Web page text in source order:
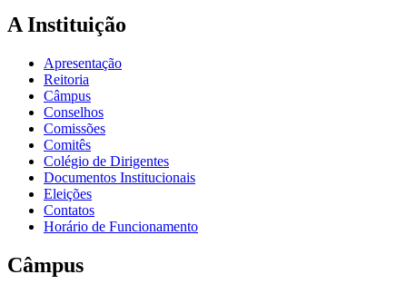
A Instituição
Apresentação
Reitoria
Câmpus
Conselhos
Comissões
Comitês
Colégio de Dirigentes
Documentos Institucionais
Eleições
Contatos
Horário de Funcionamento
Câmpus